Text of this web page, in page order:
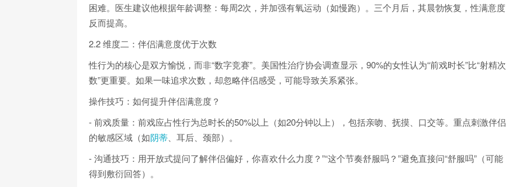
困难。医生建议他根据年龄调整：每周2次，并加强有氧运动（如慢跑）。三个月后，其晨勃恢复，性满意度
反而提高。
2.2 维度二：伴侣满意度优于次数
性行为的核心是双方愉悦，而非“数字竞赛”。美国性治疗协会调查显示，90%的女性认为“前戏时长”比“射精次
数”更重要。如果一味追求次数，却忽略伴侣感受，可能导致关系紧张。
操作技巧：如何提升伴侣满意度？
- 前戏质量：前戏应占性行为总时长的50%以上（如20分钟以上），包括亲吻、抚摸、口交等。重点刺激伴侣
的敏感区域（如阴蒂 、耳后、颈部）。
- 沟通技巧：用开放式提问了解伴侣偏好，你喜欢什么力度？”“这个节奏舒服吗？”避免直接问“舒服吗”（可能
得到敷衍回答）。